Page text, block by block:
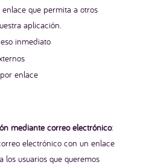
que permita a otros
aplicación.
inmediato
enlace
mediante correo electrónico:
electrónico con un enlace
los usuarios que queremos